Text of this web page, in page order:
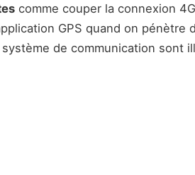
comme couper la connexion
GPS quand on
de communication sont